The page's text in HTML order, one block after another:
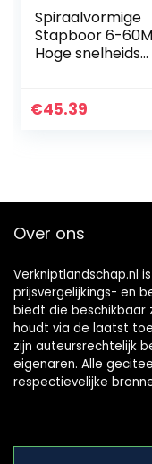
Spiraalvormige
Stapboor 6-
Hoge snelheids
Groef Stap Boor
€45.39
Over ons
Verkniptlandschap.nl
prijsvergelijkings- en
biedt die beschikbaar
houdt via de laatst
zijn auteursrechtelijk
eigenaren. Alle
respectievelijke